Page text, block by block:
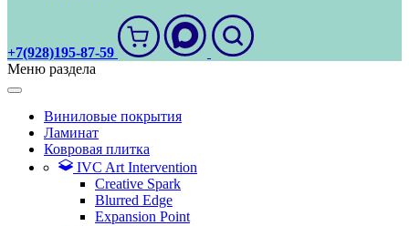
+7(928)195-87-59
Меню раздела
Виниловые покрытия
Ламинат
Ковровая плитка
IVC Art Intervention
Creative Spark
Blurred Edge
Expansion Point